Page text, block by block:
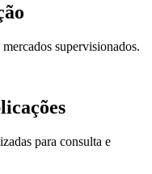
supervisionados.
para consulta e